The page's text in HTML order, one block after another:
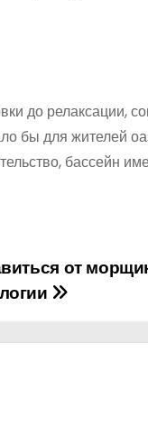
до релаксации,
бы для жителей
бассейн
от